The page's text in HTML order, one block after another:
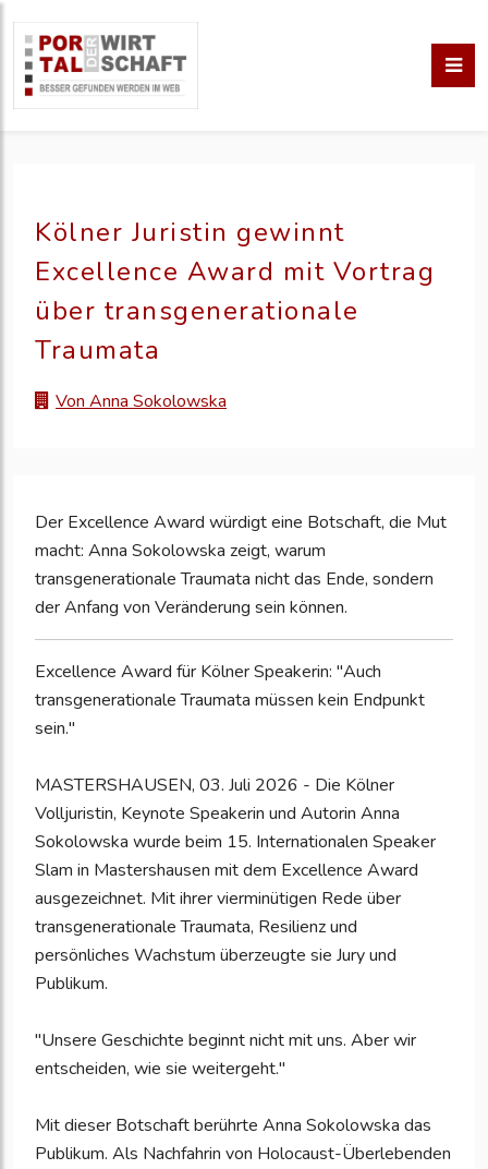
Kölner Juristin gewinnt
Excellence Award mit Vortrag
über transgenerationale
Traumata
Von Anna Sokolowska
Der Excellence Award würdigt eine Botschaft, die Mut
macht: Anna Sokolowska zeigt, warum
transgenerationale Traumata nicht das Ende, sondern
der Anfang von Veränderung sein können.
Excellence Award für Kölner Speakerin: "Auch
transgenerationale Traumata müssen kein Endpunkt
sein."
MASTERSHAUSEN, 03. Juli 2026 - Die Kölner
Volljuristin, Keynote Speakerin und Autorin Anna
Sokolowska wurde beim 15. Internationalen Speaker
Slam in Mastershausen mit dem Excellence Award
ausgezeichnet. Mit ihrer vierminütigen Rede über
transgenerationale Traumata, Resilienz und
persönliches Wachstum überzeugte sie Jury und
Publikum.
"Unsere Geschichte beginnt nicht mit uns. Aber wir
entscheiden, wie sie weitergeht."
Mit dieser Botschaft berührte Anna Sokolowska das
Publikum. Als Nachfahrin von Holocaust-Überlebenden